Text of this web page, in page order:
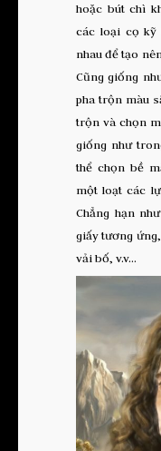
hoặc bút chì
các loại cọ kỹ
nhau để tạo
Cũng giống
pha trộn màu
trộn và chọn
giống như
thể chọn bề
một loạt các
Chẳng hạn
giấy tương
vải bố, v.v…